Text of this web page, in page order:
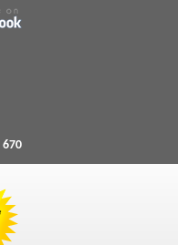
670